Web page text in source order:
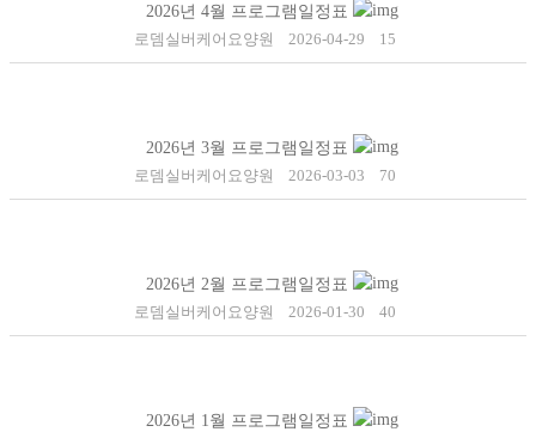
2026년 4월 프로그램일정표
로뎀실버케어요양원
2026-04-29 15
2026년 3월 프로그램일정표
로뎀실버케어요양원
2026-03-03 70
2026년 2월 프로그램일정표
로뎀실버케어요양원
2026-01-30 40
2026년 1월 프로그램일정표